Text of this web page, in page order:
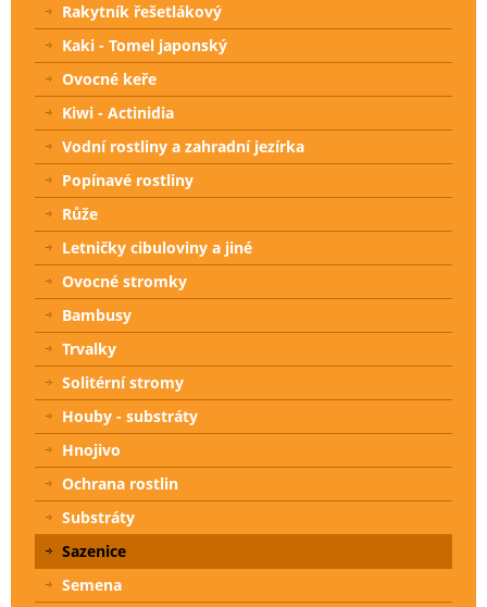
Rakytník řešetlákový
Kaki - Tomel japonský
Ovocné keře
Kiwi - Actinidia
Vodní rostliny a zahradní jezírka
Popínavé rostliny
Růže
Letničky cibuloviny a jiné
Ovocné stromky
Bambusy
Trvalky
Solitérní stromy
Houby - substráty
Hnojivo
Ochrana rostlin
Substráty
Sazenice
Semena